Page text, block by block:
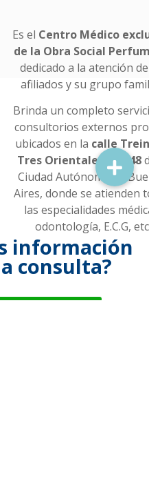
Es el Centro Médico
de la Obra Social
dedicado a la atención
afiliados y su grupo
Brinda un completo
consultorios externos
ubicados en la calle
Tres Orientales Nº 148
Ciudad Autónoma de
Aires, donde se atienden
las especialidades
odontología, E.C.G,
información
consulta?